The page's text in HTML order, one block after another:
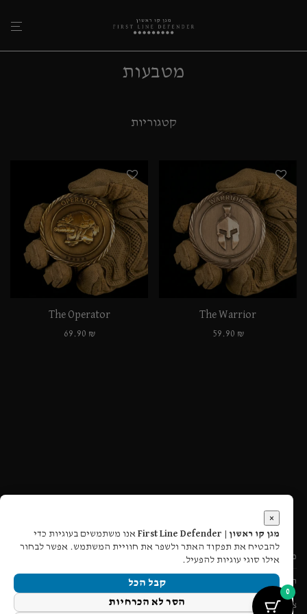
מטבעות
קטגוריות
The Operator
69.90 ₪
The Warrior
59.90 ₪
מעקב הזמנה
תקנון אתר
צור קשר
×
מגן קו ראשון | First Line Defender
אנו משתמשים בעוגיות כדי
להבטיח את תפקוד האתר ולשפר את חוויית המשתמש. אפשר לבחור
אילו סוגי עוגיות להפעיל.
קבל הכל
הסר לא הכרחיות
0